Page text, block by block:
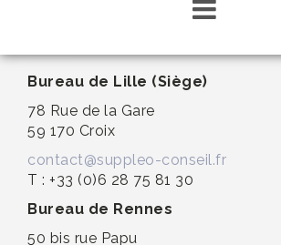
Bureau de Lille (Siège)
78 Rue de la Gare
59 170 Croix
contact@suppleo-conseil.fr
T : +33 (0)6 28 75 81 30
Bureau de Rennes
50 bis rue Papu